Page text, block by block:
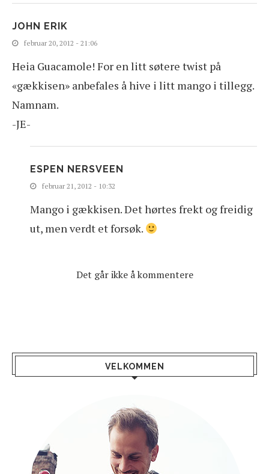
JOHN ERIK
februar 20, 2012 - 21:06
Heia Guacamole! For en litt søtere twist på
«gækkisen» anbefales å hive i litt mango i tillegg.
Namnam.
-JE-
ESPEN NERSVEEN
februar 21, 2012 - 10:32
Mango i gækkisen. Det hørtes frekt og freidig
ut, men verdt et forsøk.
Det går ikke å kommentere
VELKOMMEN